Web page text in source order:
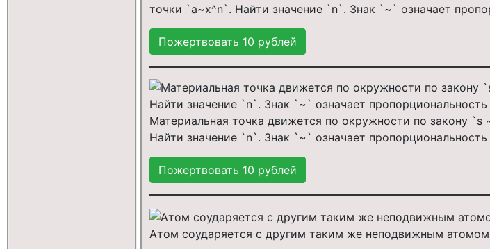
точки `a~x^n`. Найти значение `n`. Знак `~` означает
Материальная точка движется по окружности по закону
Найти значение `n`. Знак `~` означает пропорциональность
Атом соударяется с другим таким же неподвижным